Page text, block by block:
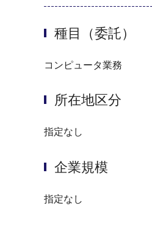
種目（委託）
コンピュータ業務
所在地区分
指定なし
企業規模
指定なし